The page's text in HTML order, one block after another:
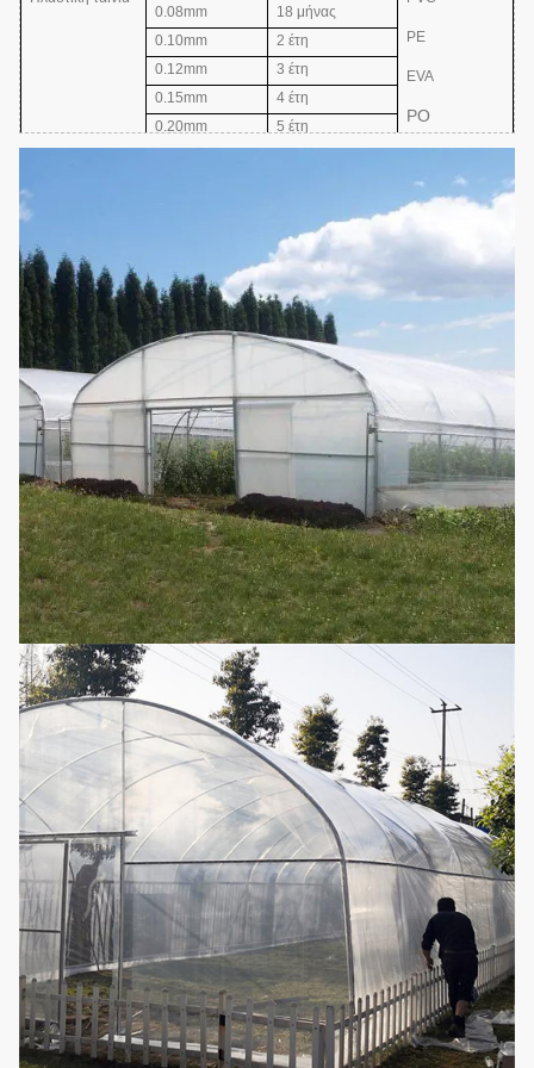
PE
EVA
PO
0.08mm
18 μήνας
0.10mm
2 έτη
0.12mm
3 έτη
0.15mm
4 έτη
0.20mm
5 έτη